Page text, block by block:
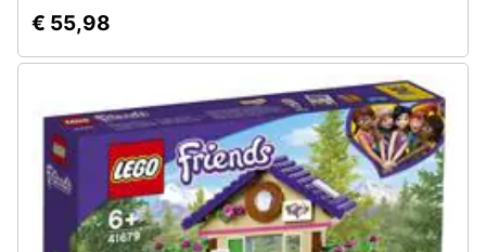
Casalinghi
Sport
Animali
€ 55,98